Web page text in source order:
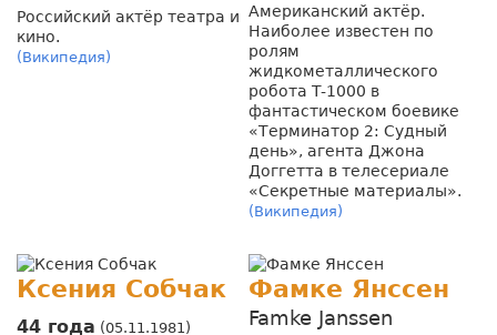
Российский актёр театра и
кино.
(Википедия)
Американский актёр.
Наиболее известен по
ролям
жидкометаллического
робота T-1000 в
фантастическом боевике
«Терминатор 2: Судный
день», агента Джона
Доггетта в телесериале
«Секретные материалы».
(Википедия)
Ксения Собчак
44 года (05.11.1981)
Фамке Янссен
Famke Janssen